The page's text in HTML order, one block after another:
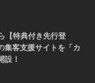
【特典付き先行登
集客支援サイトを「カ
設！